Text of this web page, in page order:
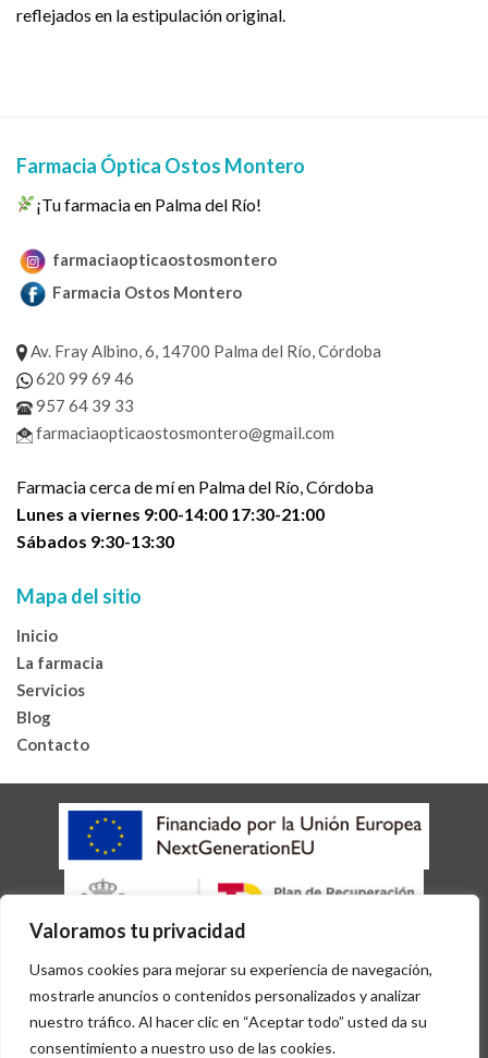
Valoramos tu privacidad
Usamos cookies para mejorar su experiencia de navegación,
mostrarle anuncios o contenidos personalizados y analizar
nuestro tráfico. Al hacer clic en “Aceptar todo” usted da su
consentimiento a nuestro uso de las cookies.
reflejados en la estipulación original.
Farmacia Óptica Ostos Montero
¡Tu farmacia en Palma del Río!
farmaciaopticaostosmontero
Farmacia Ostos Montero
Av. Fray Albino, 6, 14700 Palma del Río, Córdoba
620 99 69 46
957 64 39 33
farmaciaopticaostosmontero@gmail.com
Farmacia cerca de mí en Palma del Río, Córdoba
Lunes a viernes 9:00-14:00 17:30-21:00
Sábados 9:30-13:30
Mapa del sitio
Inicio
La farmacia
Servicios
Blog
Contacto
AVISO LEGAL
POLÍTICA DE COOKIES
POLÍTICA DE PRIVACIDAD
ACCESIBILIDAD
Copyright 2026 © Desarrollado por Sisfarma